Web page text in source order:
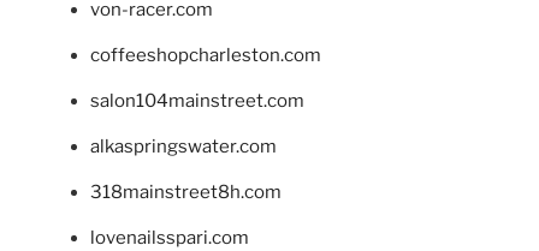
von-racer.com
coffeeshopcharleston.com
salon104mainstreet.com
alkaspringswater.com
318mainstreet8h.com
lovenailsspari.com